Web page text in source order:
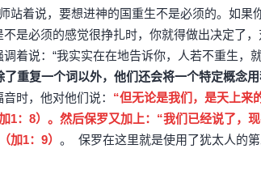
站着说，要想进神的国重生不是必须的。如果
是必须的感觉很挣扎时，你就得做出决定了
着说：“我实实在在地告诉你，人若不重生，
重复一个词以外，他们还会将一个特定概念用
时，他对他们说： “但无论是我们，是天上来
1：8）。然后保罗又加上：“我们已经说了，
加1：9） 。 保罗在这里就是使用了犹太人的